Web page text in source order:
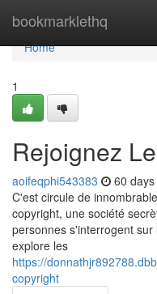
bookmarklethq
Home
Home
1
Rejoignez
aoifeqphi543383 60
C'est circule de
copyright, une société
personnes s'interrogent
explore les
https://
copyright